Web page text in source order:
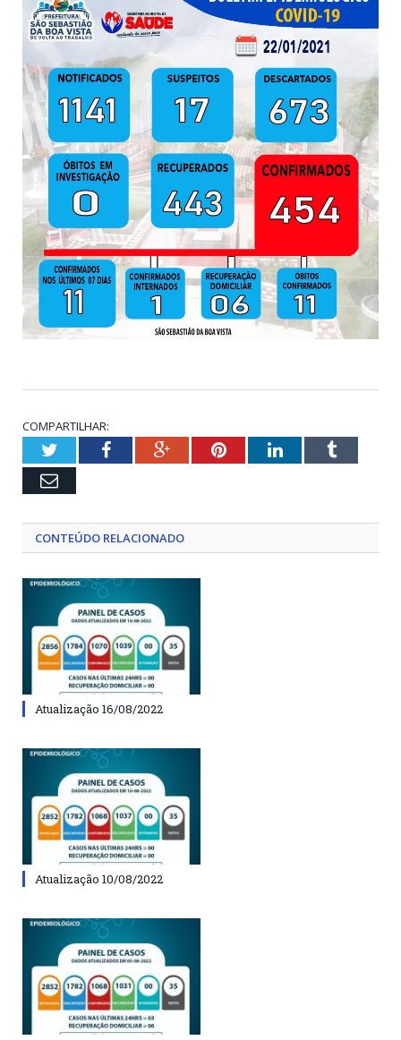
COMPARTILHAR:
TwitterFacebookGoogle+PinterestLinkedInTumblr
Email
CONTEÚDO RELACIONADO
Atualização 16/08/2022
Atualização 10/08/2022